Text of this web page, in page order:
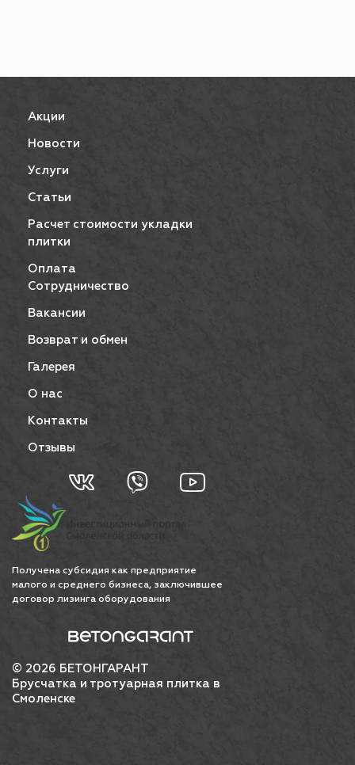
© 2026 БЕТОНГАРАНТ
Брусчатка и тротуарная плитка в
Смоленске
Акции
Новости
Услуги
Статьи
Расчет стоимости укладки
плитки
Оплата
Сотрудничество
Вакансии
Возврат и обмен
Галерея
О нас
Контакты
Отзывы
Получена субсидия как предприятие
малого и среднего бизнеса, заключившее
договор лизинга оборудования